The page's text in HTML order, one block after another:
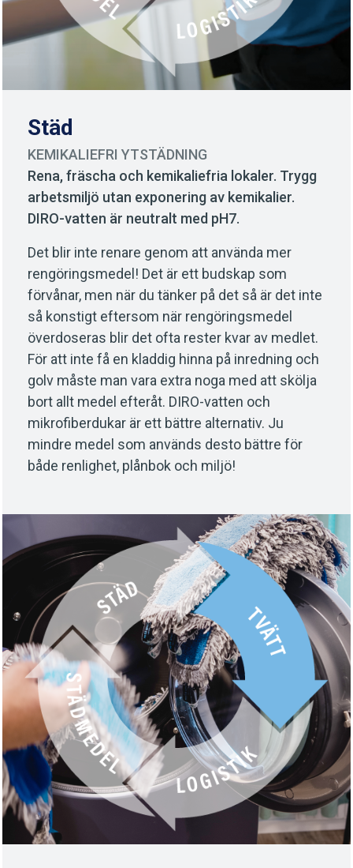
Städ
KEMIKALIEFRI YTSTÄDNING
Rena, fräscha och kemikaliefria lokaler. Trygg
arbetsmiljö utan exponering av kemikalier.
DIRO-vatten är neutralt med pH7.
Det blir inte renare genom att använda mer
rengöringsmedel! Det är ett budskap som
förvånar, men när du tänker på det så är det inte
så konstigt eftersom när rengöringsmedel
överdoseras blir det ofta rester kvar av medlet.
För att inte få en kladdig hinna på inredning och
golv måste man vara extra noga med att skölja
bort allt medel efteråt. DIRO-vatten och
mikrofiberdukar är ett bättre alternativ. Ju
mindre medel som används desto bättre för
både renlighet, plånbok och miljö!